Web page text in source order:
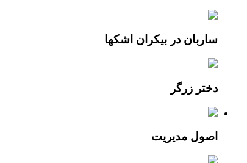
ساربان در بيکران اشکها
دختر زرگر
اصول مديريت